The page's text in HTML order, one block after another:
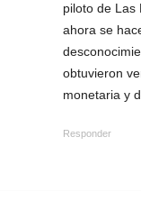
piloto de Las
ahora se
obtuvieron
monetaria y
Responder